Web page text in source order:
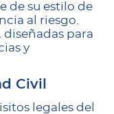
de su estilo de
al riesgo.
diseñadas para
y
Civil
legales del